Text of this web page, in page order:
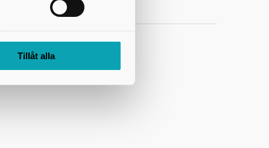
Tillåt alla
Följ oss på Mynewsdesk